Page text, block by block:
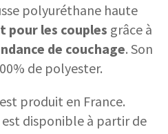
polyuréthane haute
pour les couples grâce à
de couchage. Son
de polyester.
produit en France.
disponible à partir de